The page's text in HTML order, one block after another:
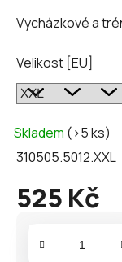
Vycházkové a
Velikost [EU]
Skladem (>5 ks)
310505.5012.XXL
525 Kč
Měrná